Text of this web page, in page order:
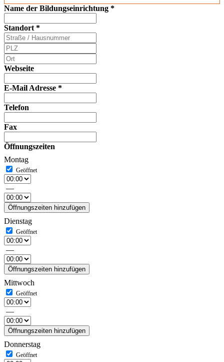
Name der Bildungseinrichtung *
Standort*
Webseite
E-Mail Adresse *
Telefon
Fax
Öffnungszeiten
Montag
—
Öffnungszeiten hinzufügen
Dienstag
—
Öffnungszeiten hinzufügen
Mittwoch
—
Öffnungszeiten hinzufügen
Donnerstag